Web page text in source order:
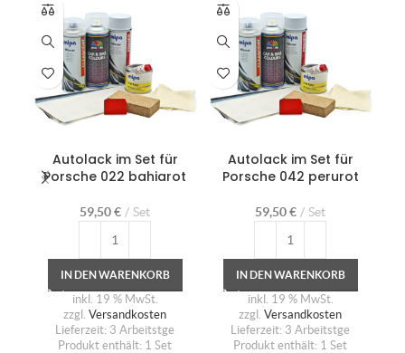
Autolack im Set für
Porsche 022 bahiarot
59,50€ Set
IN DEN WARENKORB
inkl. 19 % MwSt.
zzgl. Versandkosten
Lieferzeit: 3 Arbeitstge
Produkt enthält: 1 Set
Autolack im Set für
Porsche 042 perurot
59,50€ Set
IN DEN WARENKORB
inkl. 19 % MwSt.
zzgl. Versandkosten
Lieferzeit: 3 Arbeitstge
Produkt enthält: 1 Set